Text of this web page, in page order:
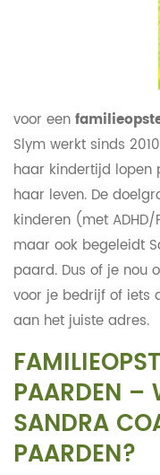
voor een
Slym werkt sinds
haar kindertijd lopen
haar leven. De
kinderen (met ADHD/
maar ook begeleidt
paard. Dus of je nou
voor je bedrijf of iets
aan het juiste adres.
PAARDEN –
SANDRA
PAARDEN?